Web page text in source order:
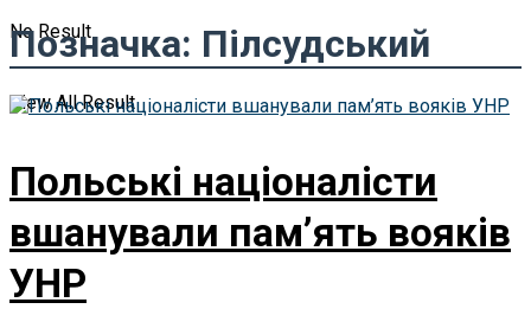
No Result
View All Result
Позначка: Пілсудський
Польські націоналісти
вшанували пам’ять вояків
УНР